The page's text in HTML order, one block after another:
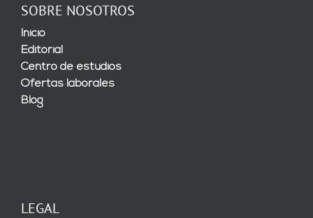
SOBRE NOSOTROS
Inicio
Editorial
Centro de estudios
Ofertas laborales
Blog
LEGAL